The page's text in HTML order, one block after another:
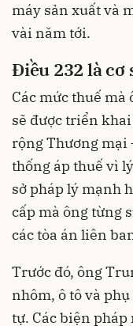
máy sản xuất và
vài năm tới.
Điều 232 là cơ
Các mức thuế mà
sẽ được triển
rộng Thương mại
thống áp thuế vì
sở pháp lý mạnh
cấp mà ông từng
các tòa án liên
Trước đó, ông
nhôm, ô tô và
tự. Các biện